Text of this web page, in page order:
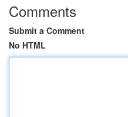
Comments
Submit a Comment
No HTML